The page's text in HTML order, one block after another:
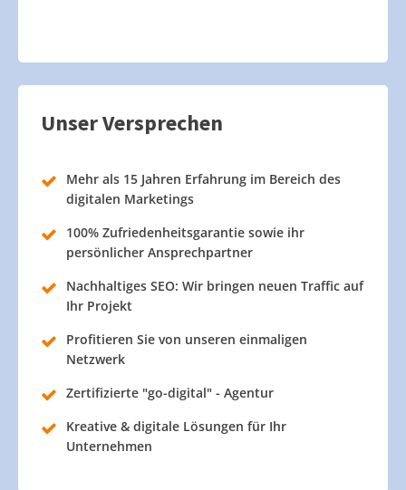
Unser Versprechen
Mehr als 15 Jahren Erfahrung im Bereich des
digitalen Marketings
100% Zufriedenheitsgarantie sowie ihr
persönlicher Ansprechpartner
Nachhaltiges SEO: Wir bringen neuen Traffic auf
Ihr Projekt
Profitieren Sie von unseren einmaligen
Netzwerk
Zertifizierte "go-digital" - Agentur
Kreative & digitale Lösungen für Ihr
Unternehmen